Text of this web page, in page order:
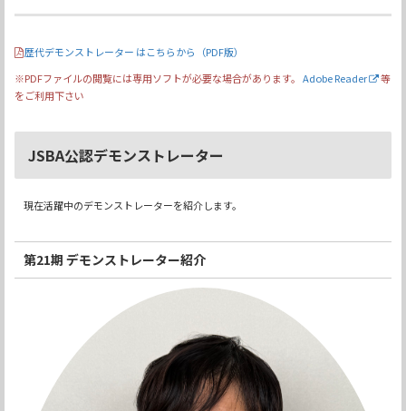
歴代デモンストレーター はこちらから（PDF版）
※PDFファイルの閲覧には専用ソフトが必要な場合があります。 Adobe Reader
等
をご利用下さい
JSBA公認デモンストレーター
現在活躍中のデモンストレーターを紹介します。
第21期 デモンストレーター紹介